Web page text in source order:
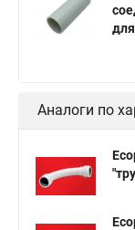
Аналоги по